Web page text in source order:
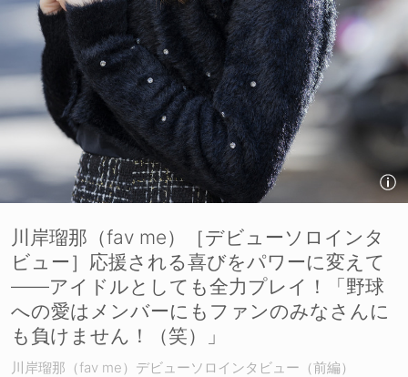
川岸瑠那（fav me）［デビューソロインタ
ビュー］応援される喜びをパワーに変えて
——アイドルとしても全力プレイ！「野球
への愛はメンバーにもファンのみなさんに
も負けません！（笑）」
川岸瑠那（fav me）デビューソロインタビュー（前編）